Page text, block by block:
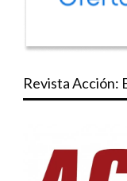
Revista Acción: